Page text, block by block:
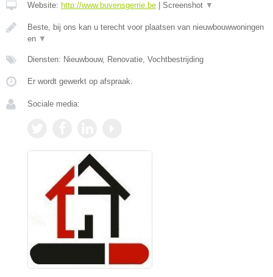
Website: http://www.buvensgerrie.be Screenshot ▼
Beste, bij ons kan u terecht voor plaatsen van nieuwbouwwoningen
en ▼
Diensten: Nieuwbouw, Renovatie, Vochtbestrijding
Er wordt gewerkt op afspraak.
Sociale media: